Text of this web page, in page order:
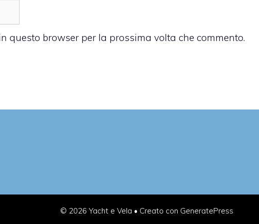
questo browser per la prossima volta che commento.
© 2026 Yacht e Vela • Creato con GeneratePress